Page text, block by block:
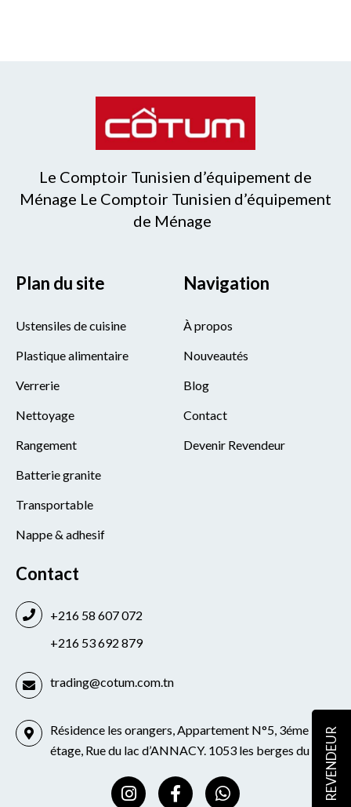
Le Comptoir Tunisien d’équipement de
Ménage Le Comptoir Tunisien d’équipement
de Ménage
Plan du site
Ustensiles de cuisine
Plastique alimentaire
Verrerie
Nettoyage
Rangement
Batterie granite
Transportable
Nappe & adhesif
Navigation
À propos
Nouveautés
Blog
Contact
Devenir Revendeur
Contact
+216 58 607 072
+216 53 692 879
trading@cotum.com.tn
Résidence les orangers, Appartement N°5, 3éme
étage, Rue du lac d’ANNACY. 1053 les berges du lac
I
n
F
a
W
h
REVENDEUR